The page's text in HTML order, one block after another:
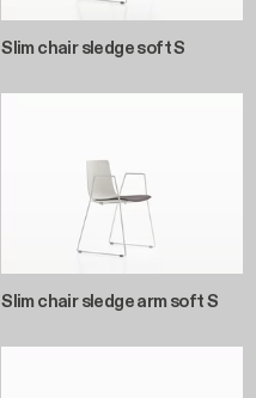
Slim chair sledge soft S
Slim chair sledge arm soft S